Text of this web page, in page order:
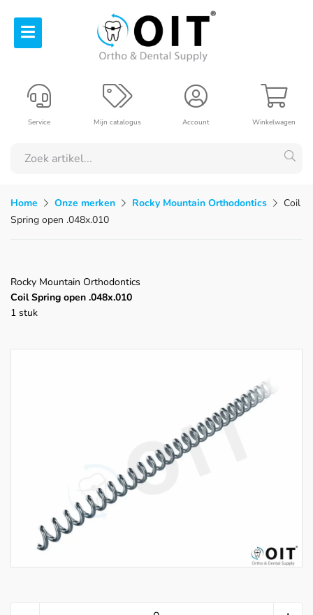
Winkelwagen
Account
Mijn catalogus
Service
Home Onze merken Rocky Mountain Orthodontics
Coil
Spring open .048x.010
Rocky Mountain Orthodontics
Coil Spring open .048x.010
1 stuk